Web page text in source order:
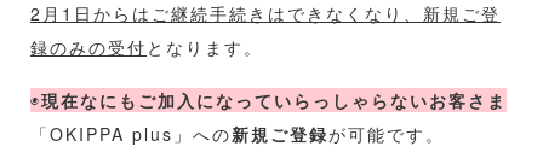
2月1日からはご継続手続きはできなくなり、新規ご登
録のみの受付 となります。
◉現在なにもご加入になっていらっしゃらないお客さま
「OKIPPA plus」への新規ご登録が可能です。